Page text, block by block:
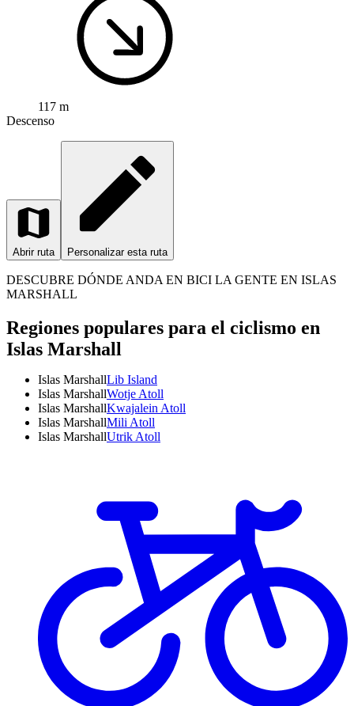
117 m
Descenso
Abrir ruta Personalizar esta ruta
DESCUBRE DÓNDE ANDA EN BICI LA GENTE EN ISLAS
MARSHALL
Regiones populares para el ciclismo en
Islas Marshall
Islas MarshallLib Island
Islas MarshallWotje Atoll
Islas MarshallKwajalein Atoll
Islas MarshallMili Atoll
Islas MarshallUtrik Atoll